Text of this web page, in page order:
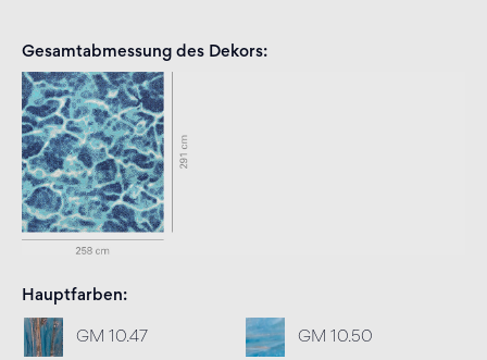
Gesamtabmessung des Dekors
Hauptfarben
GM 10.47 GM 10.50